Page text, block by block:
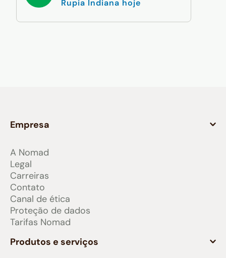
Rupia Indiana hoje
Empresa
A Nomad
Legal
Carreiras
Contato
Canal de ética
Proteção de dados
Tarifas Nomad
Produtos e serviços